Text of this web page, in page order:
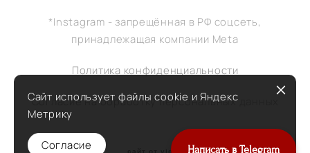
Написать в Telegram
*Instagram - запрещённая в РФ соцсеть,
принадлежащая компании Meta
Политика конфиденциальности
Согласие на обработку персональных данных
сайт от vigbo
Сайт использует файлы cookie и Яндекс
Метрику
Согласие